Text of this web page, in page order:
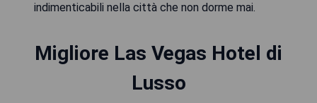
indimenticabili nella città che non dorme mai.
Migliore Las Vegas Hotel di
Lusso